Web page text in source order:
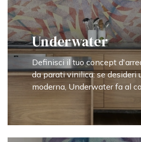
Underwater
Definisci il tuo concept
da parati vinilica: se desideri
moderna, Underwater fa al